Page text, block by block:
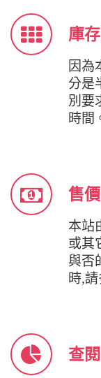
庫
因為
分是
別要
時間
售
本站
或其
與否
時,
查